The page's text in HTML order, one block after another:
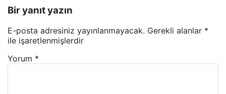
Bir yanıt yazın
E-posta adresiniz yayınlanmayacak. Gerekli alanlar *
ile işaretlenmişlerdir
Yorum *